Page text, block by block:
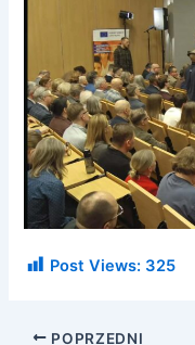
Post Views: 325
POPRZEDNI